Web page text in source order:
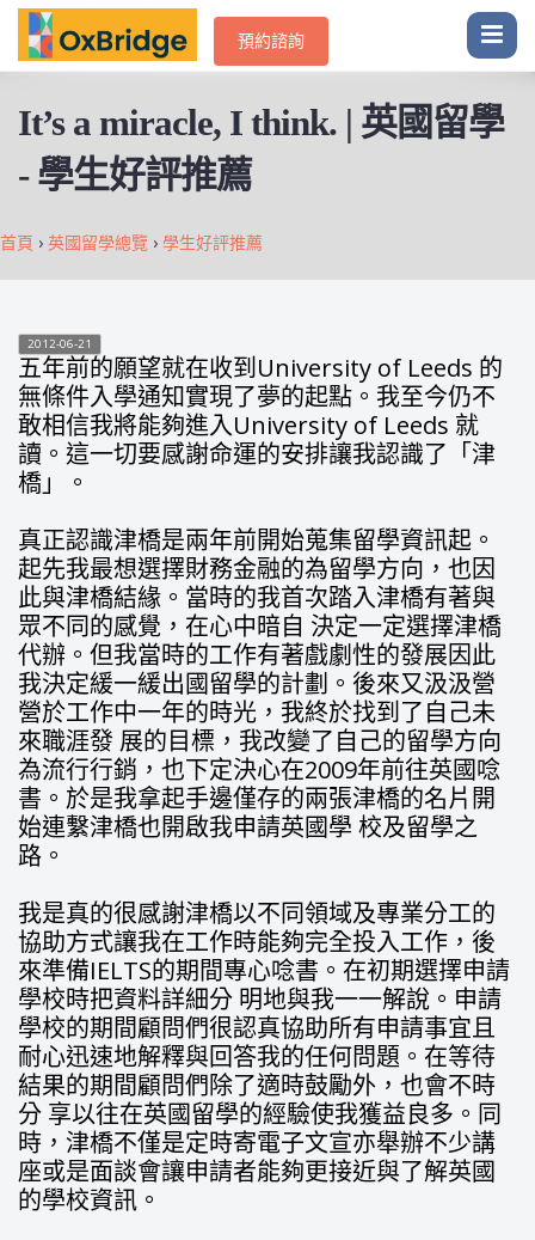
預約諮詢
It’s a miracle, I think. | 英國留學
- 學生好評推薦
首頁 › 英國留學總覽 › 學生好評推薦
2012-06-21
五年前的願望就在收到University of Leeds 的
無條件入學通知實現了夢的起點。我至今仍不
敢相信我將能夠進入University of Leeds 就
讀。這一切要感謝命運的安排讓我認識了「津
橋」。
真正認識津橋是兩年前開始蒐集留學資訊起。
起先我最想選擇財務金融的為留學方向，也因
此與津橋結緣。當時的我首次踏入津橋有著與
眾不同的感覺，在心中暗自 決定一定選擇津橋
代辦。但我當時的工作有著戲劇性的發展因此
我決定緩一緩出國留學的計劃。後來又汲汲營
營於工作中一年的時光，我終於找到了自己未
來職涯發 展的目標，我改變了自己的留學方向
為流行行銷，也下定決心在2009年前往英國唸
書。於是我拿起手邊僅存的兩張津橋的名片開
始連繫津橋也開啟我申請英國學 校及留學之
路。
我是真的很感謝津橋以不同領域及專業分工的
協助方式讓我在工作時能夠完全投入工作，後
來準備IELTS的期間專心唸書。在初期選擇申請
學校時把資料詳細分 明地與我一一解說。申請
學校的期間顧問們很認真協助所有申請事宜且
耐心迅速地解釋與回答我的任何問題。在等待
結果的期間顧問們除了適時鼓勵外，也會不時
分 享以往在英國留學的經驗使我獲益良多。同
時，津橋不僅是定時寄電子文宣亦舉辦不少講
座或是面談會讓申請者能夠更接近與了解英國
的學校資訊。